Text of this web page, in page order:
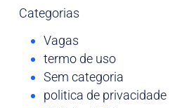
Categorias
Vagas
termo de uso
Sem categoria
politica de privacidade